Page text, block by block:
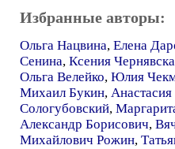
Избранные авторы:
Ольга Нацвина, Елена
Сенина, Ксения
Ольга Велейко, Юлия
Михаил Букин,
Сологубовский,
Александр Борисович,
Михайлович Рожин,